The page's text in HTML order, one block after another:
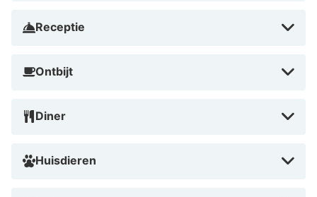
Receptie
Ontbijt
Diner
Huisdieren